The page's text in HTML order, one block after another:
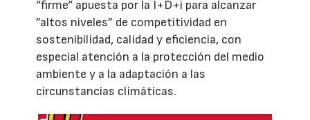
“firme“ apuesta por la I+D+i para alcanzar
”altos niveles” de competitividad en
sostenibilidad, calidad y eficiencia, con
especial atención a la protección del medio
ambiente y a la adaptación a las
circunstancias climáticas.